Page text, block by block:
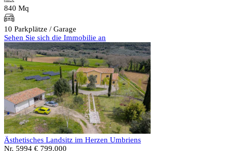
840 Mq
10 Parkplätze / Garage
Sehen Sie sich die Immobilie an
Ästhetisches Landsitz im Herzen Umbriens
Nr. 5994 € 799.000